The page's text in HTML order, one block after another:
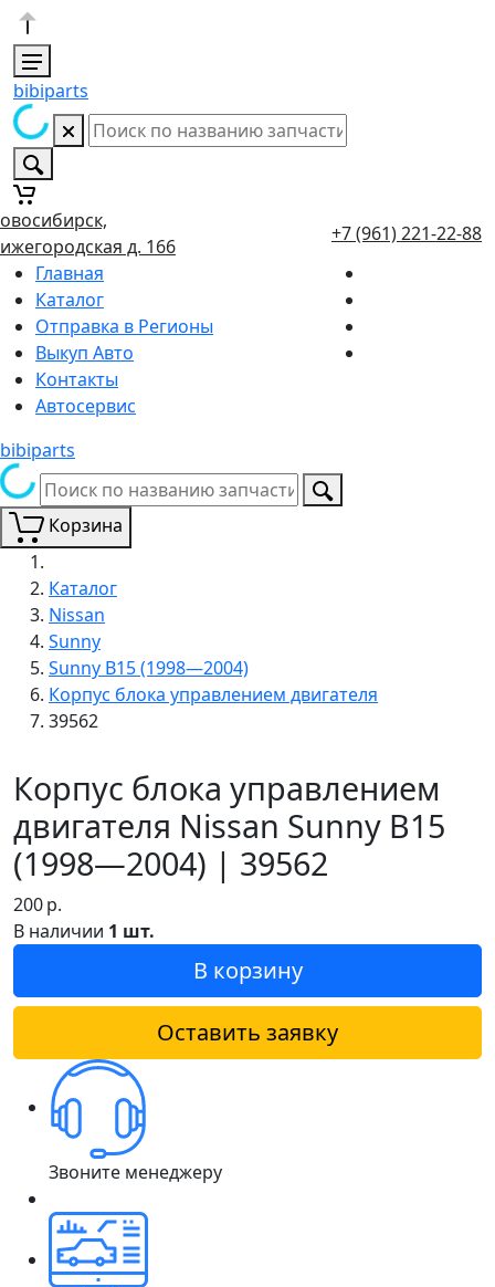
bibiparts
д. 166
+7 (961) 221-22-88
Главная
Каталог
Отправка в Регионы
Выкуп Авто
Контакты
Автосервис
bibiparts
Корзина
Каталог
Nissan
Sunny
Sunny B15 (1998—2004)
Корпус блока управлением двигателя
39562
Корпус блока управлением
двигателя Nissan Sunny B15
(1998—2004) | 39562
200р.
В наличии 1 шт.
В корзину
Оставить заявку
Звоните менеджеру